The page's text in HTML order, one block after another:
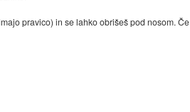
pravico) in se lahko obrišeš pod nosom. Če